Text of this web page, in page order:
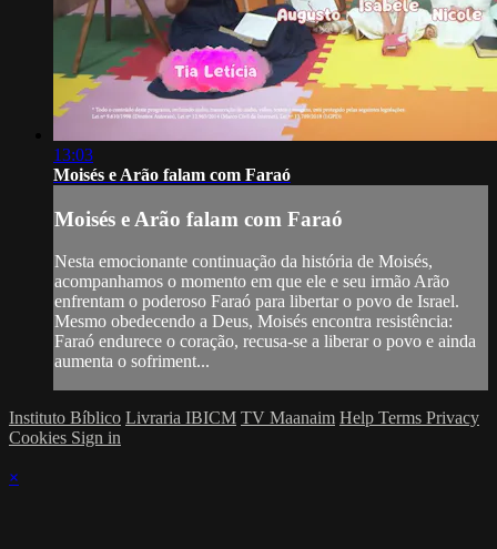
13:03
Moisés e Arão falam com Faraó
Moisés e Arão falam com Faraó
Nesta emocionante continuação da história de Moisés,
acompanhamos o momento em que ele e seu irmão Arão
enfrentam o poderoso Faraó para libertar o povo de Israel.
Mesmo obedecendo a Deus, Moisés encontra resistência:
Faraó endurece o coração, recusa-se a liberar o povo e ainda
aumenta o sofriment...
Instituto Bíblico Livraria IBICM TV Maanaim Help Terms Privacy
Cookies Sign in
×